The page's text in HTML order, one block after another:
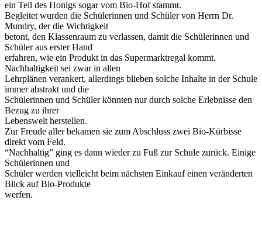
ein Teil des Honigs sogar vom Bio-Hof stammt.
Begleitet wurden die Schülerinnen und Schüler von Herrn Dr.
Mundry, der die Wichtigkeit
betont, den Klassenraum zu verlassen, damit die Schülerinnen und
Schüler aus erster Hand
erfahren, wie ein Produkt in das Supermarktregal kommt.
Nachhaltigkeit sei zwar in allen
Lehrplänen verankert, allerdings blieben solche Inhalte in der Schule
immer abstrakt und die
Schülerinnen und Schüler könnten nur durch solche Erlebnisse den
Bezug zu ihrer
Lebenswelt herstellen.
Zur Freude aller bekamen sie zum Abschluss zwei Bio-Kürbisse
direkt vom Feld.
“Nachhaltig” ging es dann wieder zu Fuß zur Schule zurück. Einige
Schülerinnen und
Schüler werden vielleicht beim nächsten Einkauf einen veränderten
Blick auf Bio-Produkte
werfen.